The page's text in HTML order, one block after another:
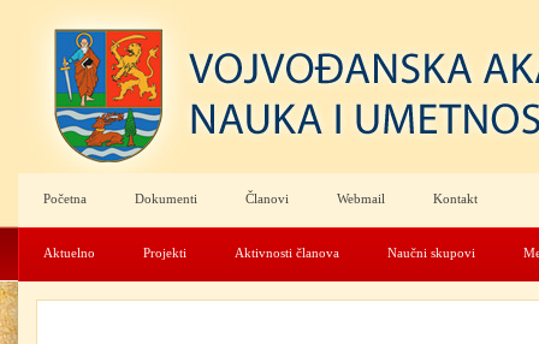
Početna Dokumenti Članovi Webmail Kontakt
Aktuelno Projekti Aktivnosti članova Naučni skupovi